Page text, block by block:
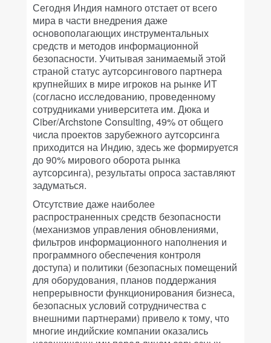
Сегодня Индия намного отстает от всего
мира в части внедрения даже
основополагающих инструментальных
средств и методов информационной
безопасности. Учитывая занимаемый этой
страной статус аутсорсингового партнера
крупнейших в мире игроков на рынке ИТ
(согласно исследованию, проведенному
сотрудниками университета им. Дюка и
Ciber/Archstone Consulting, 49% от общего
числа проектов зарубежного аутсорсинга
приходится на Индию, здесь же формируется
до 90% мирового оборота рынка
аутсорсинга), результаты опроса заставляют
задуматься.
Отсутствие даже наиболее
распространенных средств безопасности
(механизмов управления обновлениями,
фильтров информационного наполнения и
программного обеспечения контроля
доступа) и политики (безопасных помещений
для оборудования, планов поддержания
непрерывности функционирования бизнеса,
безопасных условий сотрудничества с
внешними партнерами) привело к тому, что
многие индийские компании оказались